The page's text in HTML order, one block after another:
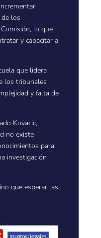
los
lo que
y capacitar a
que lidera
los tribunales
y falta de
Kovacic,
no existe
para
investigación
que esperar las